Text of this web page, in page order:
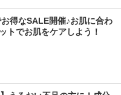
得なSALE開催♪お肌に合わ
トでお肌をケアしよう！